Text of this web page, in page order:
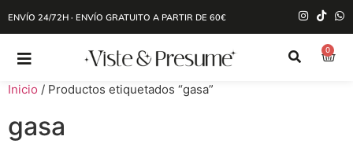
ENVÍO 24/72H · ENVÍO GRATUITO A PARTIR DE 60€
0
Inicio / Productos etiquetados “gasa”
gasa